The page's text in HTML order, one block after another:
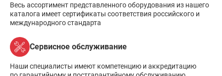
Весь ассортимент представленного оборудования из нашего
каталога имеет сертификаты соответствия российского и
международного стандарта
Сервисное обслуживание
Наши специалисты имеют компетенцию и аккредитацию